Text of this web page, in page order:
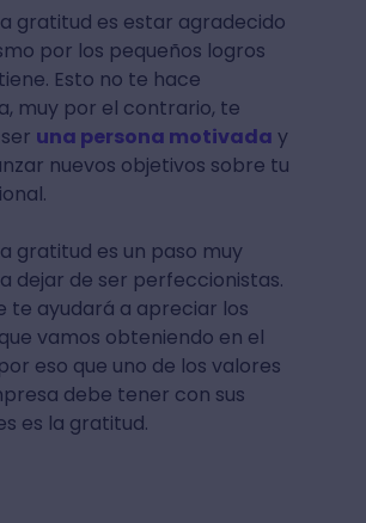
gratitud es estar agradecido
por los pequeños logros
Esto no te hace
muy por el contrario, te
una persona motivada y
nuevos objetivos sobre tu
gratitud es un paso muy
dejar de ser perfeccionistas.
te ayudará a apreciar los
vamos obteniendo en el
eso que uno de los valores
debe tener con sus
es la gratitud.